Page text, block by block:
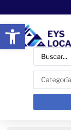
Abrir barra de